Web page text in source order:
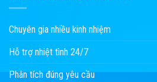
Chuyên gia nhiều kinh nhiệm
Hỗ trợ nhiệt tình 24/7
Phân tích đúng yêu cầu